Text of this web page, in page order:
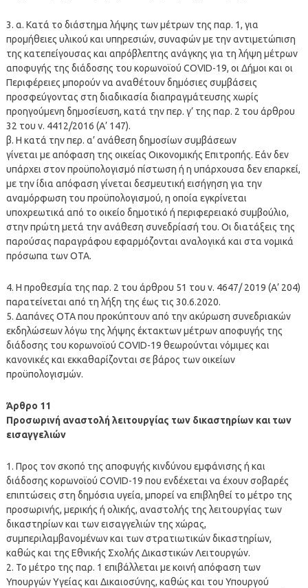
3. α. Κατά το διάστημα λήψης των μέτρων της παρ. 1, για
προμήθειες υλικού και υπηρεσιών, συναφών με την αντιμετώπιση
της κατεπείγουσας και απρόβλεπτης ανάγκης για τη λήψη μέτρων
αποφυγής της διάδοσης του κορωνοϊού COVID-19, οι Δήμοι και οι
Περιφέρειες μπορούν να αναθέτουν δημόσιες συμβάσεις
προσφεύγοντας στη διαδικασία διαπραγμάτευσης χωρίς
προηγούμενη δημοσίευση, κατά την περ. γ’ της παρ. 2 του άρθρου
32 του ν. 4412/2016 (Α’ 147).
β. Η κατά την περ. α’ ανάθεση δημοσίων συμβάσεων
γίνεται με απόφαση της οικείας Οικονομικής Επιτροπής. Εάν δεν
υπάρχει στον προϋπολογισμό πίστωση ή η υπάρχουσα δεν επαρκεί,
με την ίδια απόφαση γίνεται δεσμευτική εισήγηση για την
αναμόρφωση του προϋπολογισμού, η οποία εγκρίνεται
υποχρεωτικά από το οικείο δημοτικό ή περιφερειακό συμβούλιο,
στην πρώτη μετά την ανάθεση συνεδρίασή του. Οι διατάξεις της
παρούσας παραγράφου εφαρμόζονται αναλογικά και στα νομικά
πρόσωπα των ΟΤΑ.
4. Η προθεσμία της παρ. 2 του άρθρου 51 του ν. 4647/ 2019 (Α’ 204)
παρατείνεται από τη λήξη της έως τις 30.6.2020.
5. Δαπάνες ΟΤΑ που προκύπτουν από την ακύρωση συνεδριακών
εκδηλώσεων λόγω της λήψης έκτακτων μέτρων αποφυγής της
διάδοσης του κορωνοϊού COVID-19 θεωρούνται νόμιμες και
κανονικές και εκκαθαρίζονται σε βάρος των οικείων
προϋπολογισμών.
Άρθρο 11
Προσωρινή αναστολή λειτουργίας των δικαστηρίων και των
εισαγγελιών
1. Προς τον σκοπό της αποφυγής κινδύνου εμφάνισης ή και
διάδοσης κορωνοϊού COVID-19 που ενδέχεται να έχουν σοβαρές
επιπτώσεις στη δημόσια υγεία, μπορεί να επιβληθεί το μέτρο της
προσωρινής, μερικής ή ολικής, αναστολής της λειτουργίας των
δικαστηρίων και των εισαγγελιών της χώρας,
συμπεριλαμβανομένων και των στρατιωτικών δικαστηρίων,
καθώς και της Εθνικής Σχολής Δικαστικών Λειτουργών.
2. Το μέτρο της παρ. 1 επιβάλλεται με κοινή απόφαση των
Υπουργών Υγείας και Δικαιοσύνης, καθώς και του Υπουργού